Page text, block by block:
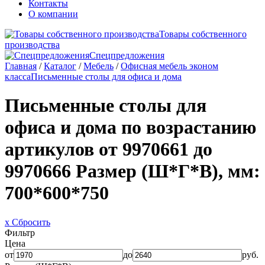
Контакты
О компании
Товары собственного
производства
Спецпредложения
Главная /Каталог /Мебель /Офисная мебель эконом
классаПисьменные столы для офиса и дома
Письменные столы для
офиса и дома по возрастанию
артикулов от 9970661 до
9970666 Размер (Ш*Г*В), мм:
700*600*750
x Сбросить
Фильтр
Цена
от
до
руб.